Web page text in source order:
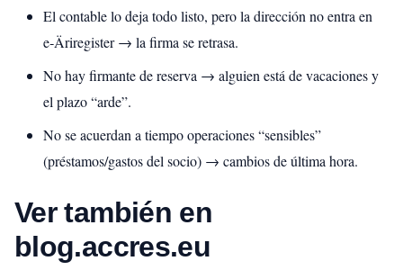
El contable lo deja todo listo, pero la dirección no entra en
e‑Äriregister → la firma se retrasa.
No hay firmante de reserva → alguien está de vacaciones y
el plazo “arde”.
No se acuerdan a tiempo operaciones “sensibles”
(préstamos/gastos del socio) → cambios de última hora.
Ver también en
blog.accres.eu